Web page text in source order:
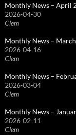
Monthly News – April
2026-04-30
Clem
Monthly News –
2026-04-16
Clem
Monthly News –
2026-03-04
Clem
Monthly News –
2026-02-11
Clem